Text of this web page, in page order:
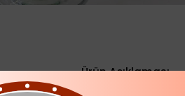
Ürün Açıklaması